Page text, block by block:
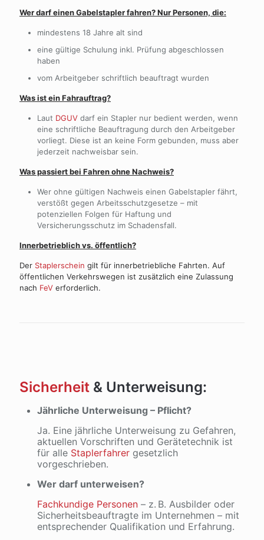
Wer darf einen Gabelstapler fahren? Nur Personen, die:
mindestens 18 Jahre alt sind
eine gültige Schulung inkl. Prüfung abgeschlossen
haben
vom Arbeitgeber schriftlich beauftragt wurden
Was ist ein Fahrauftrag?
Laut DGUV darf ein Stapler nur bedient werden, wenn
eine schriftliche Beauftragung durch den Arbeitgeber
vorliegt. Diese ist an keine Form gebunden, muss aber
jederzeit nachweisbar sein.
Was passiert bei Fahren ohne Nachweis?
Wer ohne gültigen Nachweis einen Gabelstapler fährt,
verstößt gegen Arbeitsschutzgesetze – mit
potenziellen Folgen für Haftung und
Versicherungsschutz im Schadensfall.
Innerbetrieblich vs. öffentlich?
Der Staplerschein gilt für innerbetriebliche Fahrten. Auf
öffentlichen Verkehrswegen ist zusätzlich eine Zulassung
nach FeV erforderlich.
Sicherheit & Unterweisung:
Jährliche Unterweisung – Pflicht?
Ja. Eine jährliche Unterweisung zu Gefahren,
aktuellen Vorschriften und Gerätetechnik ist
für alle Staplerfahrer gesetzlich
vorgeschrieben.
Wer darf unterweisen?
Fachkundige Personen – z. B. Ausbilder oder
Sicherheitsbeauftragte im Unternehmen – mit
entsprechender Qualifikation und Erfahrung.